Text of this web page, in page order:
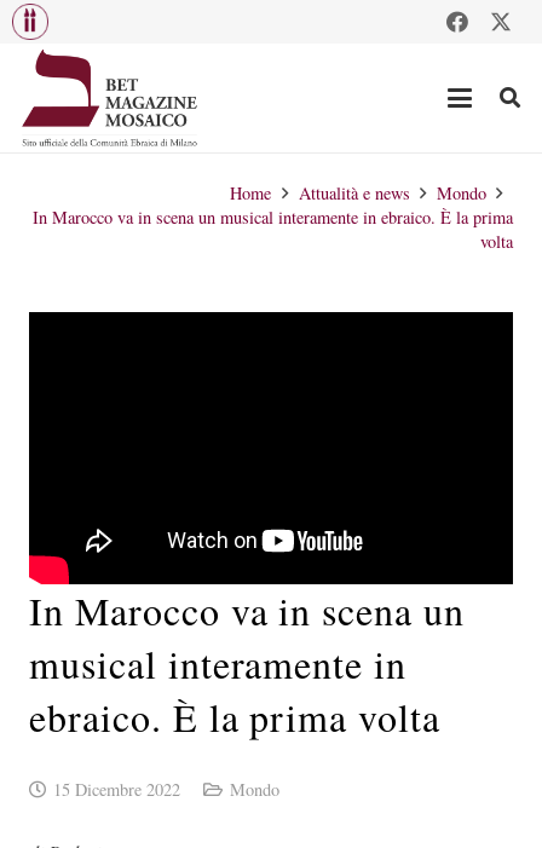
Home Attualità e news
Mondo
In Marocco va in scena un musical interamente in ebraico. È la prima
volta
In Marocco va in scena un
musical interamente in
ebraico. È la prima volta
15 Dicembre 2022 Mondo